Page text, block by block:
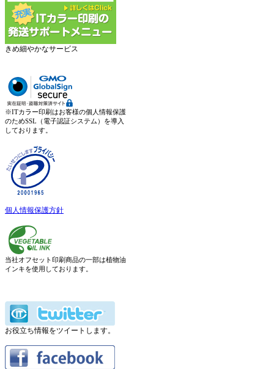
きめ細やかなサービス
※ITカラー印刷はお客様の個人情報保護
のためSSL（電子認証システム）を導入
しております。
個人情報保護方針
当社オフセット印刷商品の一部は植物油
インキを使用しております。
お役立ち情報をツイートします。